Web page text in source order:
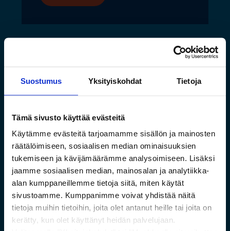
Suostumus Yksityiskohdat Tietoja
Tämä sivusto käyttää evästeitä
Käytämme evästeitä tarjoamamme sisällön ja mainosten
räätälöimiseen, sosiaalisen median ominaisuuksien
tukemiseen ja kävijämäärämme analysoimiseen. Lisäksi
jaamme sosiaalisen median, mainosalan ja analytiikka-
alan kumppaneillemme tietoja siitä, miten käytät
sivustoamme. Kumppanimme voivat yhdistää näitä
tietoja muihin tietoihin, joita olet antanut heille tai joita on
kerätty, kun olet käyttänyt heidän palvelujaan.
Saamelaismuseon ja
luontokeskuksen esineistölle
sopivat ilmastoidut ja
kestävät säilytysratkaisut